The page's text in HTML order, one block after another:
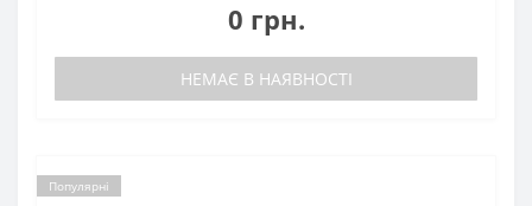
0 грн.
НЕМАЄ В НАЯВНОСТІ
Популярні